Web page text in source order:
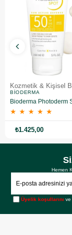
Kozmetik & Kişisel
BIODERMA
★ ★ ★ ★ ★
₺1.425,00
Hemen
Üyelik koşullarını